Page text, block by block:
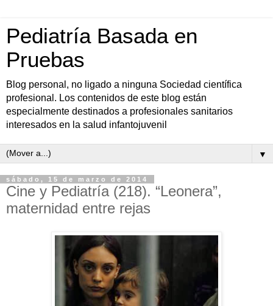
Pediatría Basada en
Pruebas
Blog personal, no ligado a ninguna Sociedad científica
profesional. Los contenidos de este blog están
especialmente destinados a profesionales sanitarios
interesados en la salud infantojuvenil
▼
sábado, 15 de marzo de 2014
Cine y Pediatría (218). “Leonera”,
maternidad entre rejas